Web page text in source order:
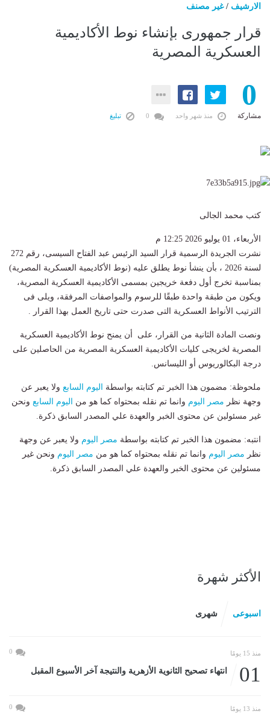
الارشيف /غير مصنف
قرار جمهورى بإنشاء نوط الأكاديمية
العسكرية المصرية
0
مشاركة منذ شهر واحد تبليغ
كتب محمد الجالى
الأربعاء، 01 يوليو 2026 12:25 م
نشرت الجريدة الرسمية قرار السيد الرئيس عبد الفتاح السيسى، رقم 272
لسنة 2026 ، بأن ينشأ نوط يطلق عليه (نوط الأكاديمية العسكرية المصرية)
بمناسبة تخرج أول دفعة خريجين بمسمى الأكاديمية العسكرية المصرية،
ويكون من طبقة واحدة طبقًا للرسوم والمواصفات المرفقة، ويلى فى
الترتيب الأنواط العسكرية التى صدرت حتى تاريخ العمل بهذا القرار .
ونصت المادة الثانية من القرار، على أن يمنح نوط الأكاديمية العسكرية
المصرية لخريجى كليات الأكاديمية العسكرية المصرية من الحاصلين على
درجة البكالوريوس أو الليسانس.
ملحوظة: مضمون هذا الخبر تم كتابته بواسطة اليوم السابع ولا يعبر عن
وجهة نظر مصر اليوم وانما تم نقله بمحتواه كما هو من اليوم السابع ونحن
غير مسئولين عن محتوى الخبر والعهدة علي المصدر السابق ذكرة.
انتبه: مضمون هذا الخبر تم كتابته بواسطة مصر اليوم ولا يعبر عن وجهة
نظر مصر اليوم وانما تم نقله بمحتواه كما هو من مصر اليوم ونحن غير
مسئولين عن محتوى الخبر والعهدة علي المصدر السابق ذكرة.
الأكثر شهرة
اسبوعى شهرى
منذ 15 يومًا 0
01 انتهاء تصحيح الثانوية الأزهرية والنتيجة آخر الأسبوع المقبل
منذ 13 يومًا 0